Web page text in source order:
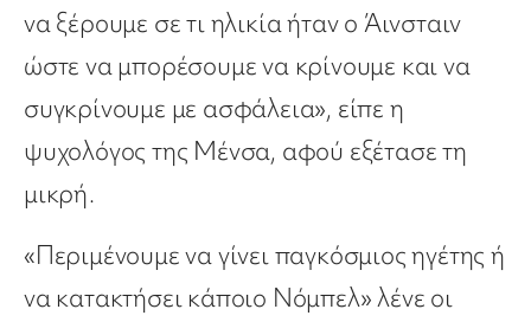
να ξέρουμε σε τι ηλικία ήταν ο Άινσταιν
ώστε να μπορέσουμε να κρίνουμε και να
συγκρίνουμε με ασφάλεια», είπε η
ψυχολόγος της Μένσα, αφού εξέτασε τη
μικρή.
«Περιμένουμε να γίνει παγκόσμιος ηγέτης ή
να κατακτήσει κάποιο Νόμπελ» λένε οι